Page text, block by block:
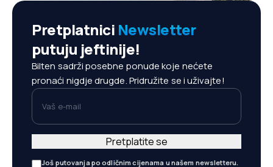
Pretplatnici Newsletter
putuju jeftinije!
Bilten sadrži posebne ponude koje nećete
pronaći nigdje drugde. Pridružite se i uživajte!
Vaš e-mail
Još putovanja po odličnim cijenama u našem newsletteru.
Pretplatite se